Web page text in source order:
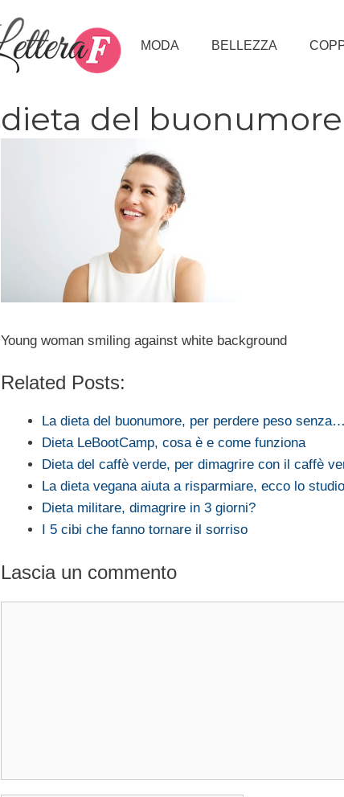
MODA BELLEZZA
dieta del buonumore
Young woman smiling against white background
Related Posts:
La dieta del buonumore, per perdere peso senza…
Dieta LeBootCamp, cosa è e come funziona
Dieta del caffè verde, per dimagrire con il caffè
La dieta vegana aiuta a risparmiare, ecco lo studio
Dieta militare, dimagrire in 3 giorni?
I 5 cibi che fanno tornare il sorriso
Lascia un commento